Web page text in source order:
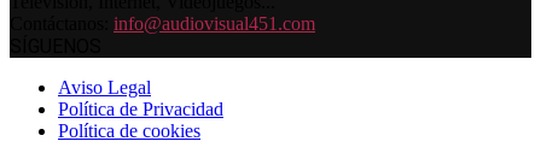
info@audiovisual451.com
Aviso Legal
Política de Privacidad
Política de cookies